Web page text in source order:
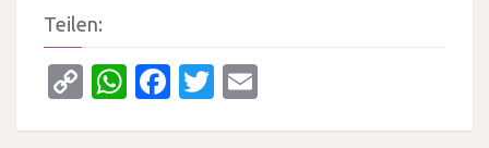
Teilen:
CopyWhatsApp
Facebook
Twitter